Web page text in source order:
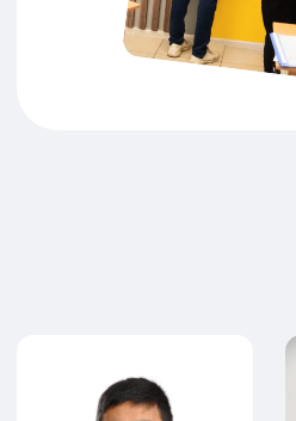
НАЧИНАЕТСЯ ЗДЕСЬ